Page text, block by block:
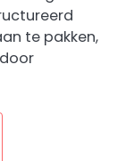
te pakken,